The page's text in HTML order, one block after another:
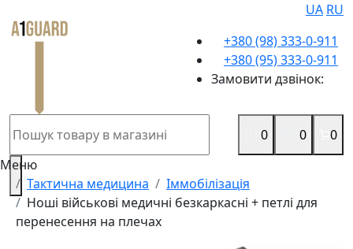
UA RU
+380 (98) 333-0-911
+380 (95) 333-0-911
Замовити дзвінок:
0 0
0
Меню
Тактична медицина
Іммобілізація
Ноші військові медичні безкаркасні + петлі для
перенесення на плечах